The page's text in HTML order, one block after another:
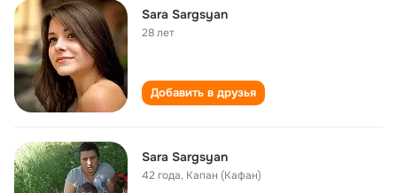
Sara Sargsyan
28 лет
Добавить в друзья
Sara Sargsyan
42 года, Капан (Кафан)